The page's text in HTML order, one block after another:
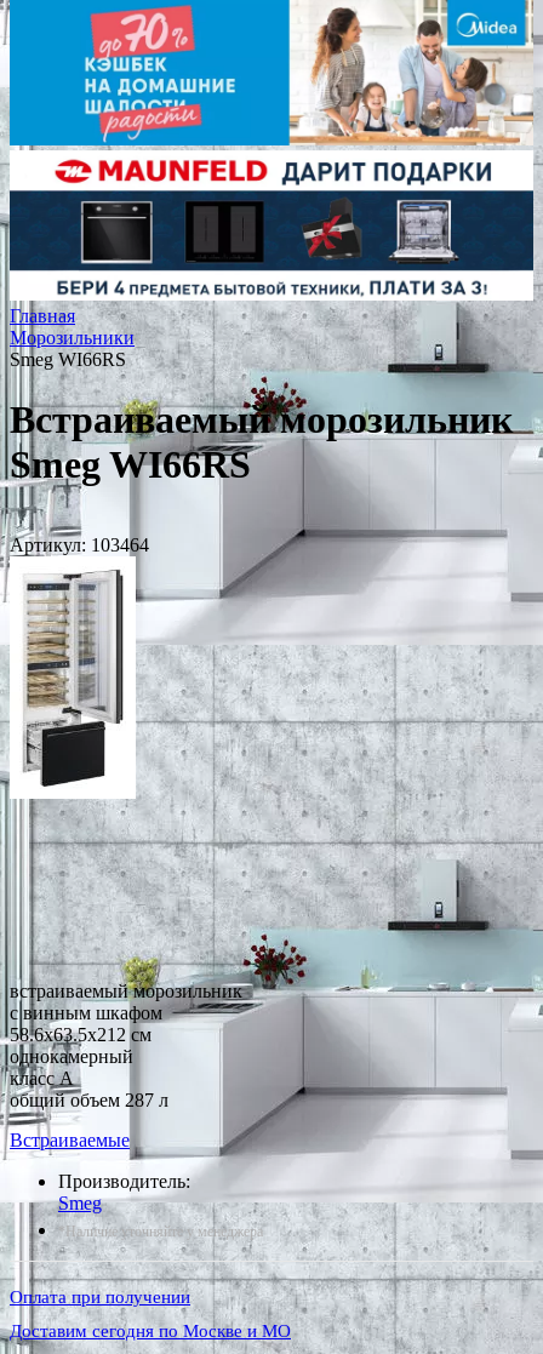
Главная
Морозильники
Smeg WI66RS
Встраиваемый морозильник
Smeg WI66RS
Артикул: 103464
встраиваемый морозильник
с винным шкафом
58.6x63.5x212 см
однокамерный
класс A
общий объем 287 л
Встраиваемые
Производитель:
Smeg
*Наличие уточняйте у менеджера
Оплата при получении
Доставим сегодня по Москве и МО